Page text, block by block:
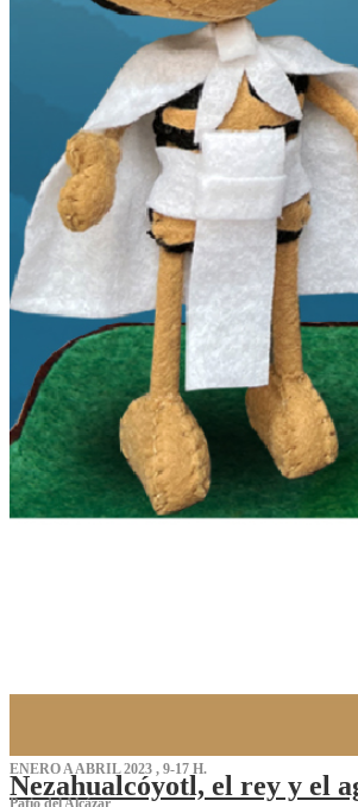
ENERO A ABRIL 2023 , 9-17 H.
Nezahualcóyotl, el rey y el